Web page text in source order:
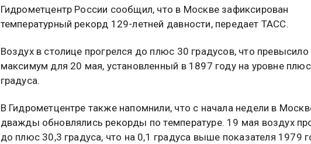
Гидрометцентр России сообщил, что в Москве зафиксирован
температурный рекорд 129-летней давности, передает ТАСС.
Воздух в столице прогрелся до плюс 30 градусов, что
максимум для 20 мая, установленный в 1897 году на уровне
градуса.
В Гидрометцентре также напомнили, что с начала недели в
дважды обновлялись рекорды по температуре. 19 мая воздух
до плюс 30,3 градуса, что на 0,1 градуса выше показателя 1979